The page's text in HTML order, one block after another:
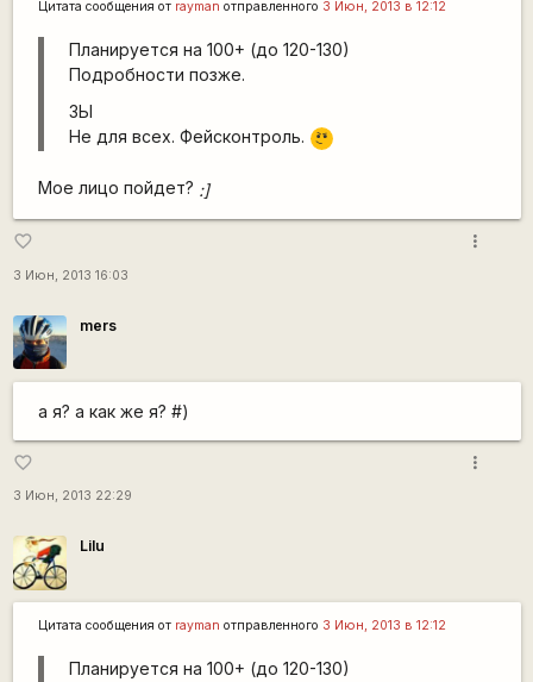
Цитата сообщения от rаyman отправленного 3 Июн, 2013 в 12:12
Планируется на 100+ (до 120-130)
Подробности позже.
ЗЫ
Не для всех. Фейсконтроль.
\m
/
Мое лицо пойдет? :]
favorite_border
3 Июн, 2013 16:03
more_vert
mers
а я? а как же я? #)
favorite_border
3 Июн, 2013 22:29
more_vert
Lilu
Цитата сообщения от rаyman отправленного 3 Июн, 2013 в 12:12
Планируется на 100+ (до 120-130)